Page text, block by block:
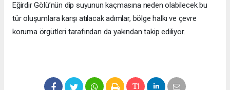
​Eğirdir Gölü’nün dip suyunun kaçmasına neden olabilecek bu
tür oluşumlara karşı atılacak adımlar, bölge halkı ve çevre
koruma örgütleri tarafından da yakından takip ediliyor.